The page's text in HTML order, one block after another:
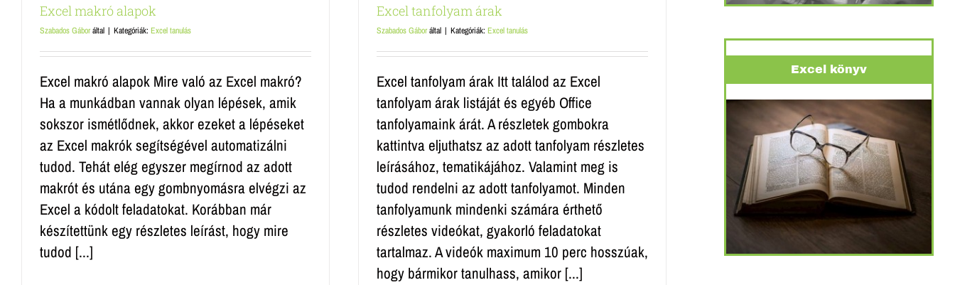
Excel makró alapok
Szabados Gáboráltal | Kategóriák: Excel tanulás
Excel makró alapok Mire való az Excel makró?
Ha a munkádban vannak olyan lépések, amik
sokszor ismétlődnek, akkor ezeket a lépéseket
az Excel makrók segítségével automatizálni
tudod. Tehát elég egyszer megírnod az adott
makrót és utána egy gombnyomásra elvégzi az
Excel a kódolt feladatokat. Korábban már
készítettünk egy részletes leírást, hogy mire
tudod [...]
Excel tanfolyam árak
Szabados Gáboráltal | Kategóriák: Excel tanulás
Excel tanfolyam árak Itt találod az Excel
tanfolyam árak listáját és egyéb Office
tanfolyamaink árát. A részletek gombokra
kattintva eljuthatsz az adott tanfolyam részletes
leírásához, tematikájához. Valamint meg is
tudod rendelni az adott tanfolyamot. Minden
tanfolyamunk mindenki számára érthető
részletes videókat, gyakorló feladatokat
tartalmaz. A videók maximum 10 perc hosszúak,
hogy bármikor tanulhass, amikor [...]
Excel könyv